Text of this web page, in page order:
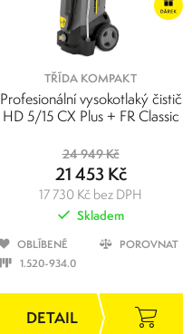
TŘÍDA KOMPAKT
Profesionální vysokotlaký čistič
HD 5/15 CX Plus + FR Classic
24 949 Kč
21 453 Kč
17 730 Kč bez DPH
Skladem
OBLÍBENÉ
POROVNAT
1.520-934.0